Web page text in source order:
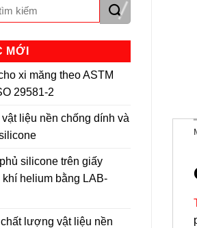
MỚI
xi măng theo ASTM
29581-2
liệu nền chống dính và
silicone trên giấy
khí helium bằng LAB-
lượng vật liệu nền